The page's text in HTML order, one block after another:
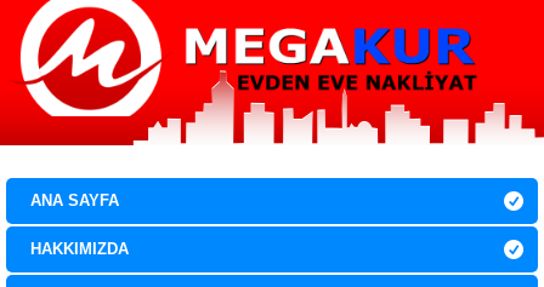
0 850 307 21 29
ANA SAYFA
HAKKIMIZDA